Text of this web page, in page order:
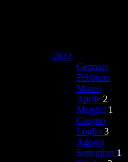
2022
Gennaio
Febbraio
Marzo
Aprile 2
Maggio 1
Giugno
Luglio 3
Agosto
Settembre 1